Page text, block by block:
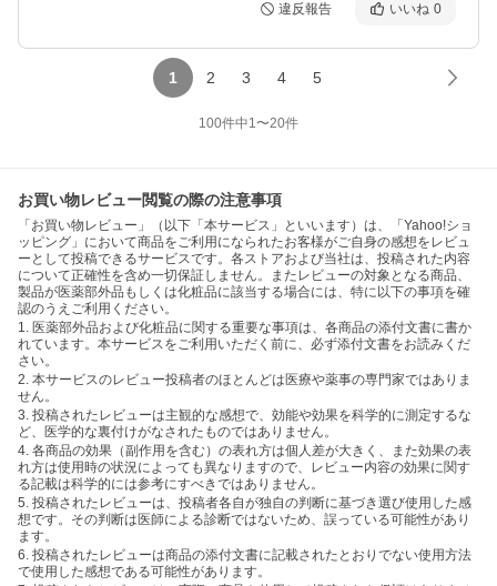
違反報告 いいね 0
1 2 3 4 5
100件中1〜20件
お買い物レビュー閲覧の際の注意事項
「お買い物レビュー」（以下「本サービス」といいます）は、「Yahoo!ショ
ッピング」において商品をご利用になられたお客様がご自身の感想をレビュ
ーとして投稿できるサービスです。各ストアおよび当社は、投稿された内容
について正確性を含め一切保証しません。またレビューの対象となる商品、
製品が医薬部外品もしくは化粧品に該当する場合には、特に以下の事項を確
認のうえご利用ください。
1. 医薬部外品および化粧品に関する重要な事項は、各商品の添付文書に書か
れています。本サービスをご利用いただく前に、必ず添付文書をお読みくだ
さい。
2. 本サービスのレビュー投稿者のほとんどは医療や薬事の専門家ではありま
せん。
3. 投稿されたレビューは主観的な感想で、効能や効果を科学的に測定するな
ど、医学的な裏付けがなされたものではありません。
4. 各商品の効果（副作用を含む）の表れ方は個人差が大きく、また効果の表
れ方は使用時の状況によっても異なりますので、レビュー内容の効果に関す
る記載は科学的には参考にすべきではありません。
5. 投稿されたレビューは、投稿者各自が独自の判断に基づき選び使用した感
想です。その判断は医師による診断ではないため、誤っている可能性があり
ます。
6. 投稿されたレビューは商品の添付文書に記載されたとおりでない使用方法
で使用した感想である可能性があります。